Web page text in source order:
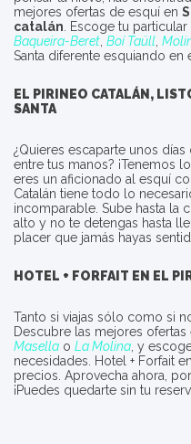
mejores ofertas de esquí en
catalán . Escoge tu
Baqueira-Beret Boí Taüll
Santa diferente esquiando en
EL PIRINEO CATALÁN,
SANTA
¿Quieres escaparte unos
entre tus manos? ¡Tenemos
eres un aficionado al esquí
Catalán tiene todo lo
incomparable. Sube hasta la
alto y no te detengas hasta
placer que jamás hayas
HOTEL + FORFAIT EN EL
Tanto si viajas sólo como si
Descubre las mejores ofertas
Masella o La Molina , y
necesidades. Hotel + Forfait
precios. Aprovecha ahora,
¡Puedes quedarte sin tu